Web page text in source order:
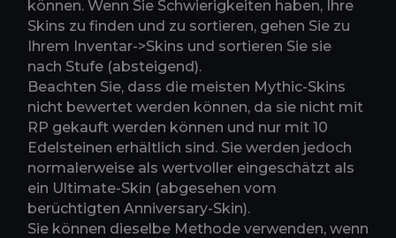
können. Wenn Sie Schwierigkeiten haben, Ihre
Skins zu finden und zu sortieren, gehen Sie zu
Ihrem Inventar->Skins und sortieren Sie sie
nach Stufe (absteigend).
Beachten Sie, dass die meisten Mythic-Skins
nicht bewertet werden können, da sie nicht mit
RP gekauft werden können und nur mit 10
Edelsteinen erhältlich sind. Sie werden jedoch
normalerweise als wertvoller eingeschätzt als
ein Ultimate-Skin (abgesehen vom
berüchtigten Anniversary-Skin).
Sie können dieselbe Methode verwenden, wenn